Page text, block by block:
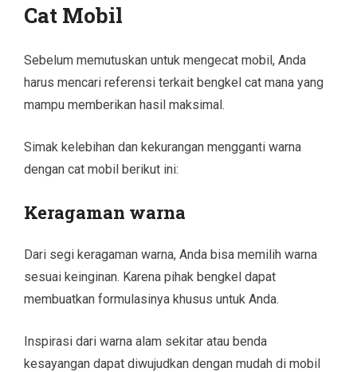
Cat Mobil
Sebelum memutuskan untuk mengecat mobil, Anda
harus mencari referensi terkait bengkel cat mana yang
mampu memberikan hasil maksimal.
Simak kelebihan dan kekurangan mengganti warna
dengan cat mobil berikut ini:
Keragaman warna
Dari segi keragaman warna, Anda bisa memilih warna
sesuai keinginan. Karena pihak bengkel dapat
membuatkan formulasinya khusus untuk Anda.
Inspirasi dari warna alam sekitar atau benda
kesayangan dapat diwujudkan dengan mudah di mobil